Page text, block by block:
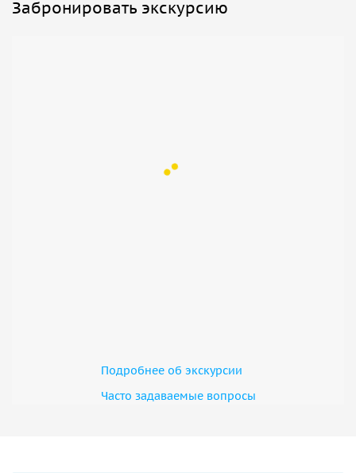
Забронировать экскурсию
Подробнее об экскурсии
Часто задаваемые вопросы